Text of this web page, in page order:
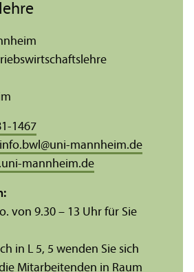
1467
@uni-mannheim.de
mannheim.de
von 9.30 – 13 Uhr für Sie
in L 5, 5 wenden Sie sich
Mitarbeitenden in Raum